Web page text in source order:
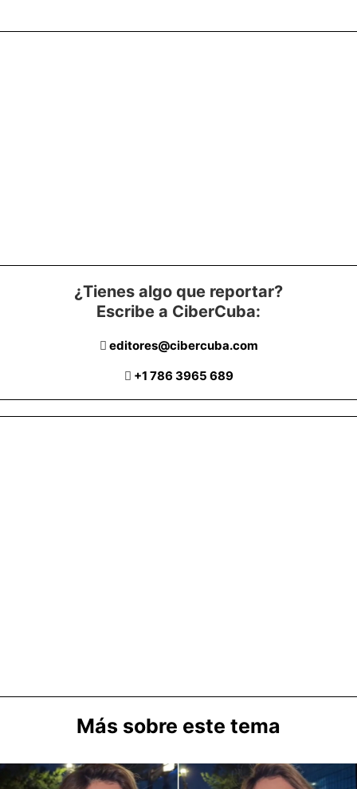
¿Tienes algo que reportar?
Escribe a CiberCuba:
editores@cibercuba.com
+1 786 3965 689
Más sobre este tema